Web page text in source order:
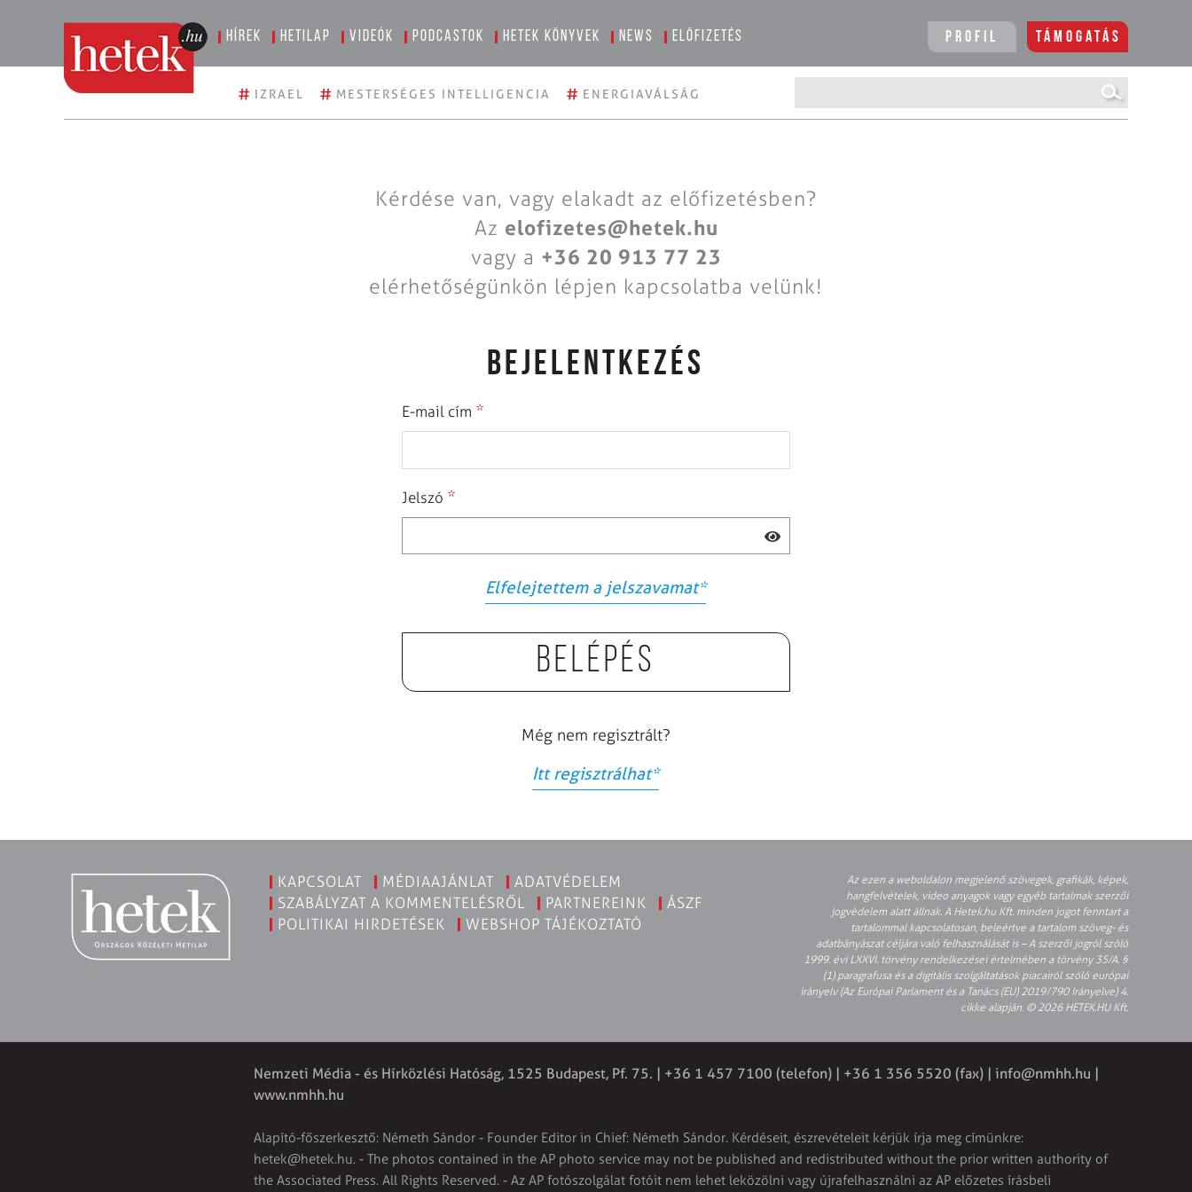
Hírek Hetilap Videók Podcastok Hetek könyvek News Előfizetés Profil Támogatás
# IZRAEL # MESTERSÉGES INTELLIGENCIA # ENERGIAVÁLSÁG
Kérdése van, vagy elakadt az előfizetésben?
Az elofizetes@hetek.hu
vagy a +36 20 913 77 23
elérhetőségünkön lépjen kapcsolatba velünk!
BEJELENTKEZÉS
E-mail cím *
Jelszó *
Elfelejtettem a jelszavamat*
Belépés
Még nem regisztrált?
Itt regisztrálhat*
KAPCSOLAT MÉDIAAJÁNLAT
ADATVÉDELEM
SZABÁLYZAT A KOMMENTELÉSRŐL
PARTNEREINK
ÁSZF
POLITIKAI HIRDETÉSEK
WEBSHOP TÁJÉKOZTATÓ
Az ezen a weboldalon megjelenő szövegek, grafikák, képek,
hangfelvételek, video anyagok vagy egyéb tartalmak szerzői
jogvédelem alatt állnak. A Hetek.hu Kft. minden jogot fenntart a
tartalommal kapcsolatosan, beleértve a tartalom szöveg- és
adatbányászat céljára való felhasználását is – A szerzői jogról szóló
1999. évi LXXVI. törvény rendelkezései értelmében a törvény 35/A. §
(1) paragrafusa és a digitális szolgáltatások piacairól szóló európai
irányelv (Az Európai Parlament és a Tanács (EU) 2019/790 Irányelve) 4.
cikke alapján. © 2026 HETEK.HU Kft.
Nemzeti Média - és Hírközlési Hatóság, 1525 Budapest, Pf. 75. | +36 1 457 7100 (telefon) | +36 1 356 5520 (fax) | info@nmhh.hu |
www.nmhh.hu
Alapító-főszerkesztő: Németh Sándor - Founder Editor in Chief: Németh Sándor. Kérdéseit, észrevételeit kérjük írja meg címünkre:
hetek@hetek.hu. - The photos contained in the AP photo service may not be published and redistributed without the prior written authority of
the Associated Press. All Rights Reserved. - Az AP fotószolgálat fotóit nem lehet leközölni vagy újrafelhasználni az AP előzetes írásbeli